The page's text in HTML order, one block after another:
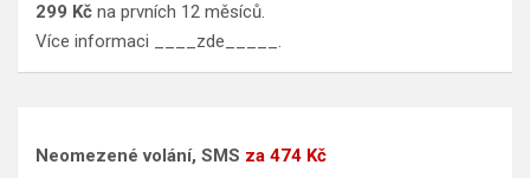
299 Kč na prvních 12 měsíců.
Více informaci
____zde_____ .
Neomezené volání, SMS za 474 Kč